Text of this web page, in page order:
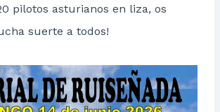
pilotos asturianos en liza, os
suerte a todos!